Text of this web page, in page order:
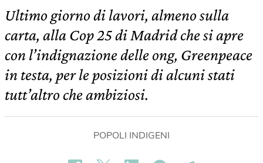
Ultimo giorno di lavori, almeno sulla
carta, alla Cop 25 di Madrid che si apre
con l’indignazione delle ong, Greenpeace
in testa, per le posizioni di alcuni stati
tutt’altro che ambiziosi.
POPOLI INDIGENI